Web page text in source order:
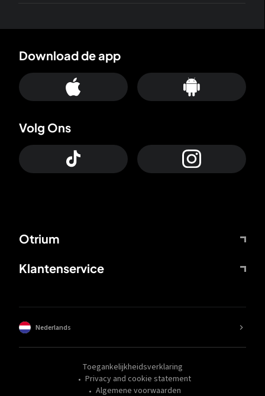
Otrium
Klantenservice
Download de app
Volg Ons
Toegankelijkheidsverklaring
Privacy and cookie statement
Algemene voorwaarden
Nederlands